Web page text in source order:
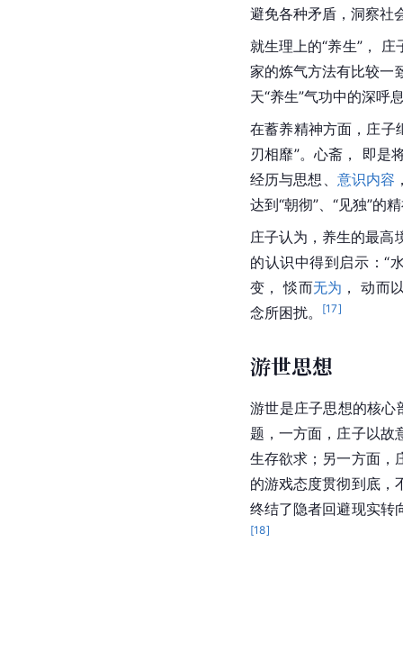
避免各种矛盾，洞察社
就生理上的“养生”， 庄
家的炼气方法有比较一
天“养生”气功中的深呼
在蓄养精神方面，庄子
刃相靡”。心斋， 即是
经历与思想、 意识内容
达到“朝彻”、“见独”的
庄子认为，养生的最高
的认识中得到启示：“
变， 惔而无为 ， 动而
念所困扰。
[17]
游世思想
游世是庄子思想的核心
题，一方面，庄子以故
生存欲求；另一方面，
的游戏态度贯彻到底，
终结了隐者回避现实转
[18]